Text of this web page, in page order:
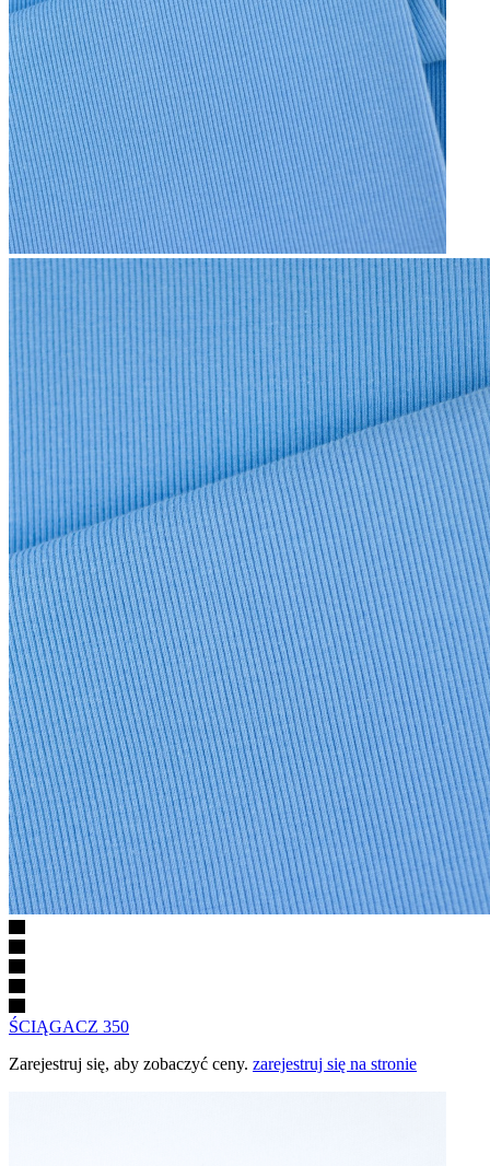
ŚCIĄGACZ 240
Zarejestruj się, aby zobaczyć ceny.zarejestruj się na stronie